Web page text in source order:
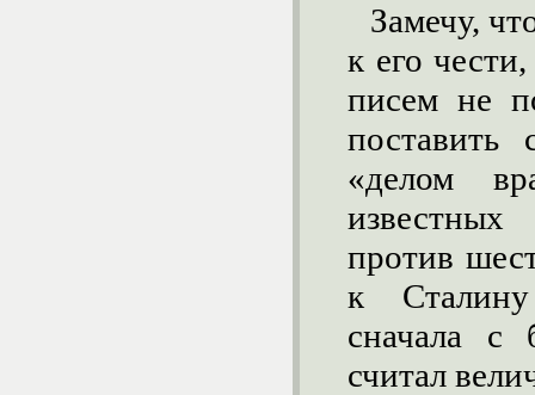
Замечу,
к его
писем не
поставить
«делом
против
к
сначала с
считал